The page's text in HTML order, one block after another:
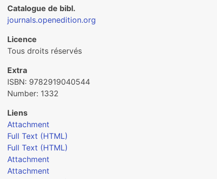
Catalogue de bibl.
journals.openedition.org
Licence
Tous droits réservés
Extra
ISBN: 9782919040544
Number: 1332
Liens
Attachment
Full Text (HTML)
Full Text (HTML)
Attachment
Attachment